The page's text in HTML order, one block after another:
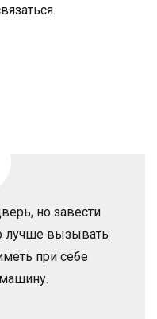
но завести
лучше вызывать
при себе